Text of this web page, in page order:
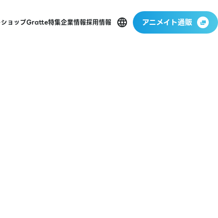
ョップGratte特集企業情報採用情報 アニメイト通販